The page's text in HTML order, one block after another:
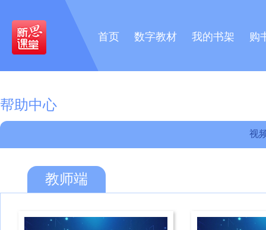
首页 数字教材 我的书架 购
帮助中心
视
教师端